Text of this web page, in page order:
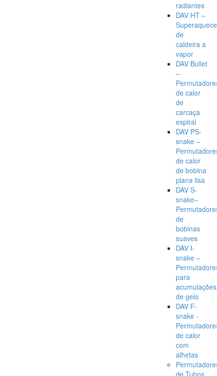
radiantes
DAV HT –
de
caldeira a
vapor
DAV Bullet
–
de calor
de
carcaça
espiral
DAV PS-
snake –
de calor
de bobina
plana lisa
DAV S-
snake–
de
bobinas
suaves
DAV I-
snake –
para
acumulações
de gelo
DAV F-
snake -
de calor
com
alhetas